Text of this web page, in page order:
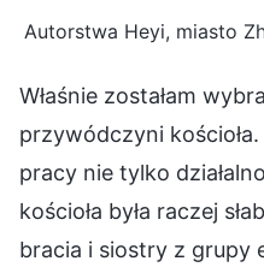
Autorstwa Heyi, miasto
Właśnie zostałam
przywódczyni
pracy nie tylko
kościoła była raczej
bracia i siostry z grupy